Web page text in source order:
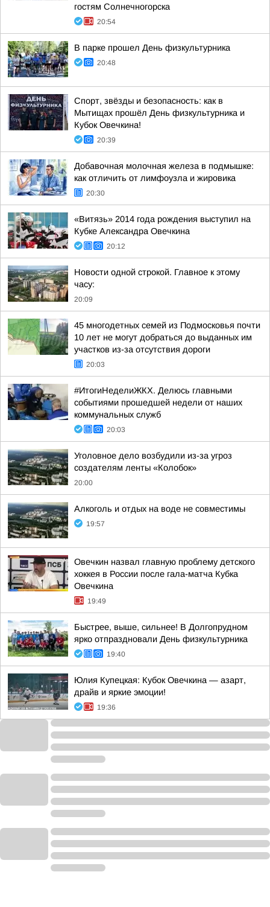
гостям Солнечногорска
20:54
В парке прошел День физкультурника
20:48
Спорт, звёзды и безопасность: как в
Мытищах прошёл День физкультурника и
Кубок Овечкина!
20:39
Добавочная молочная железа в подмышке:
как отличить от лимфоузла и жировика
20:30
«Витязь» 2014 года рождения выступил на
Кубке Александра Овечкина
20:12
Новости одной строкой. Главное к этому
часу:
20:09
45 многодетных семей из Подмосковья почти
10 лет не могут добраться до выданных им
участков из-за отсутствия дороги
20:03
#ИтогиНеделиЖКХ. Делюсь главными
событиями прошедшей недели от наших
коммунальных служб
20:03
Уголовное дело возбудили из-за угроз
создателям ленты «Колобок»
20:00
Алкоголь и отдых на воде не совместимы
19:57
Овечкин назвал главную проблему детского
хоккея в России после гала-матча Кубка
Овечкина
19:49
Быстрее, выше, сильнее! В Долгопрудном
ярко отпраздновали День физкультурника
19:40
Юлия Купецкая: Кубок Овечкина — азарт,
драйв и яркие эмоции!
19:36